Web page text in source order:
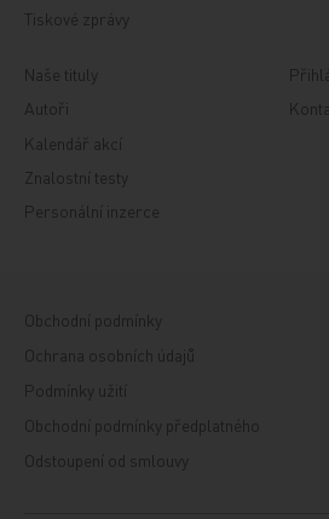
Tiskové zprávy
Naše tituly
Autoři
Kalendář akcí
Znalostní testy
Personální inzerce
Obchodní podmínky
Ochrana osobních údajů
Podmínky užití
Obchodní podmínky předplatného
Odstoupení od smlouvy